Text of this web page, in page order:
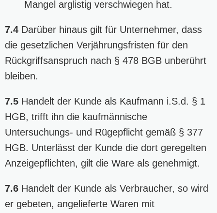
Mangel arglistig verschwiegen hat.
7.4 Darüber hinaus gilt für Unternehmer, dass
die gesetzlichen Verjährungsfristen für den
Rückgriffsanspruch nach § 478 BGB unberührt
bleiben.
7.5 Handelt der Kunde als Kaufmann i.S.d. § 1
HGB, trifft ihn die kaufmännische
Untersuchungs- und Rügepflicht gemäß § 377
HGB. Unterlässt der Kunde die dort geregelten
Anzeigepflichten, gilt die Ware als genehmigt.
7.6 Handelt der Kunde als Verbraucher, so wird
er gebeten, angelieferte Waren mit